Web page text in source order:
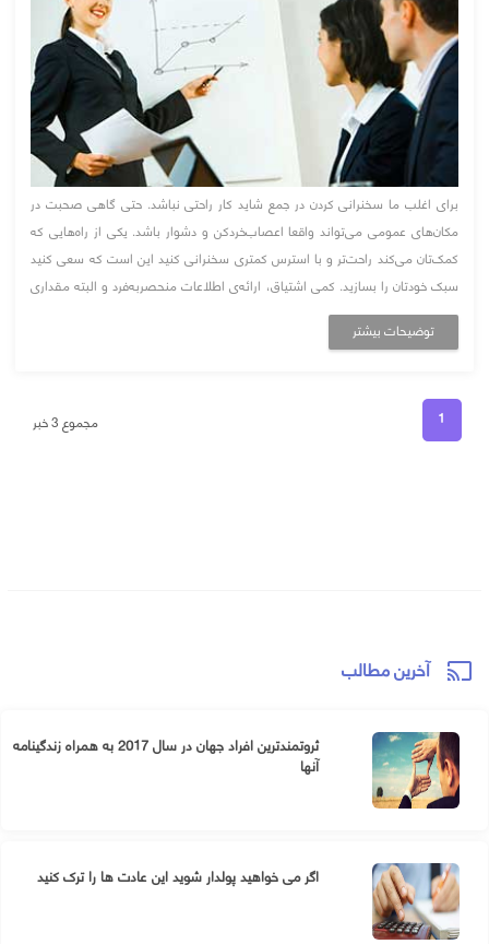
برای اغلب ما سخنرانی کردن در جمع شاید کار راحتی نباشد. حتی گاهی صحبت در
مکان‌های عمومی می‌تواند واقعا اعصاب‌خردکن و دشوار باشد. یکی از راه‌هایی که
کمک‌تان می‌کند راحت‌تر و با استرس کمتری سخنرانی کنید این است که سعی کنید
سبک خودتان را بسازید. کمی اشتیاق، ارائه‌ی اطلاعات منحصربه‌فرد و البته مقداری
شوخ‌طبعی حتما در ارائه‌ی یک سخنرانی بهتر کمک&zwn ...
توضیحات بیشتر
1 مجموع 3 خبر
cast آخرین مطالب
ثروتمندترین افراد جهان در سال 2017 به همراه زندگینامه
آنها
اگر می خواهید پولدار شوید این عادت ها را ترک کنید